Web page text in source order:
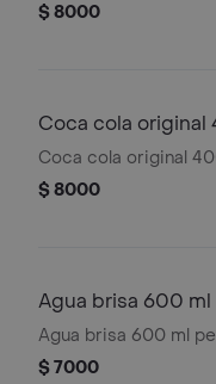
$ 8000
Coca cola original
Coca cola original
$ 8000
Agua brisa 600 ml
Agua brisa 600 ml
$ 7000